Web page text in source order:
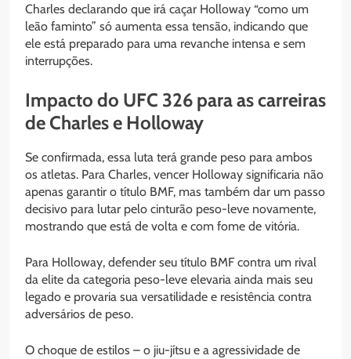
Charles declarando que irá caçar Holloway “como um
leão faminto” só aumenta essa tensão, indicando que
ele está preparado para uma revanche intensa e sem
interrupções.
Impacto do UFC 326 para as carreiras
de Charles e Holloway
Se confirmada, essa luta terá grande peso para ambos
os atletas. Para Charles, vencer Holloway significaria não
apenas garantir o título BMF, mas também dar um passo
decisivo para lutar pelo cinturão peso-leve novamente,
mostrando que está de volta e com fome de vitória.
Para Holloway, defender seu título BMF contra um rival
da elite da categoria peso-leve elevaria ainda mais seu
legado e provaria sua versatilidade e resistência contra
adversários de peso.
O choque de estilos – o jiu-jítsu e a agressividade de